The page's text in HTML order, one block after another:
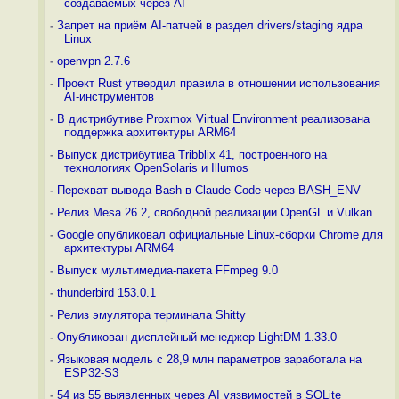
создаваемых через AI
- Запрет на приём AI-патчей в раздел drivers/staging ядра
Linux
- openvpn 2.7.6
- Проект Rust утвердил правила в отношении использования
AI-инструментов
- В дистрибутиве Proxmox Virtual Environment реализована
поддержка архитектуры ARM64
- Выпуск дистрибутива Tribblix 41, построенного на
технологиях OpenSolaris и Illumos
- Перехват вывода Bash в Claude Code через BASH_ENV
- Релиз Mesa 26.2, свободной реализации OpenGL и Vulkan
- Google опубликовал официальные Linux-сборки Chrome для
архитектуры ARM64
- Выпуск мультимедиа-пакета FFmpeg 9.0
- thunderbird 153.0.1
- Релиз эмулятора терминала Shitty
- Опубликован дисплейный менеджер LightDM 1.33.0
- Языковая модель с 28,9 млн параметров заработала на
ESP32-S3
- 54 из 55 выявленных через AI уязвимостей в SQLite